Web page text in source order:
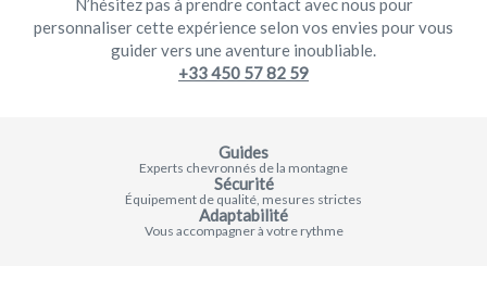
N’hésitez pas à prendre contact avec nous pour
personnaliser cette expérience selon vos envies pour vous
guider vers une aventure inoubliable.
+33 450 57 82 59
Guides
Experts chevronnés de la montagne
Sécurité
Équipement de qualité, mesures strictes
Adaptabilité
Vous accompagner à votre rythme